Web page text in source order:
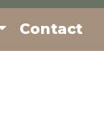
Contact